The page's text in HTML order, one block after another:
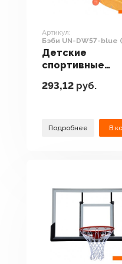
Артикул:
Бэби UN-DW57-blue
Детские
спортивные
игровые
293,12 руб.
Подробнее В